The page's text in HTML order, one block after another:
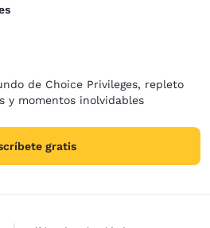
de Choice Privileges, repleto
y momentos inolvidables
gratis